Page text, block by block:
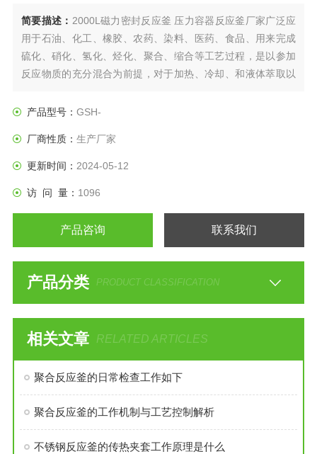
简要描述： 2000L磁力密封反应釜 压力容器反应釜厂家广泛应
用于石油、化工、橡胶、农药、染料、医药、食品、用来完成
硫化、硝化、氢化、烃化、聚合、缩合等工艺过程，是以参加
反应物质的充分混合为前提，对于加热、冷却、和液体萃取以
的效果，是化工，制药等行业理想的所需设备。
产品型号： GSH-
厂商性质： 生产厂家
更新时间： 2024-05-12
访 问 量： 1096
产品咨询 联系我们
产品分类 PRODUCT CLASSIFICATION
相关文章 RELATED ARTICLES
聚合反应釜的日常检查工作如下
聚合反应釜的工作机制与工艺控制解析
不锈钢反应釜的传热夹套工作原理是什么